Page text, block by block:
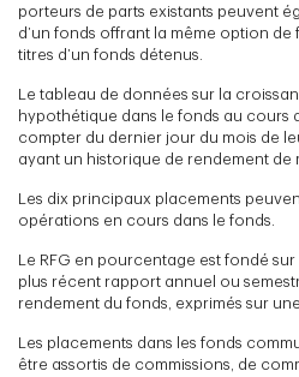
porteurs de parts existants peuvent
d’un fonds offrant la même option de
titres d’un fonds détenus.
Le tableau de données sur la
hypothétique dans le fonds au cours
compter du dernier jour du mois de
ayant un historique de rendement de
Les dix principaux placements
opérations en cours dans le fonds.
Le RFG en pourcentage est fondé
plus récent rapport annuel ou
rendement du fonds, exprimés sur
Les placements dans les fonds
être assortis de commissions, de